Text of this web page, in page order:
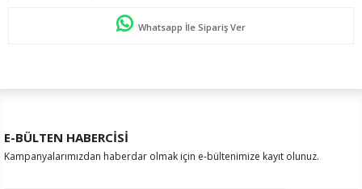
Whatsapp İle Sipariş Ver
E-BÜLTEN HABERCİSİ
Kampanyalarımızdan haberdar olmak için e-bültenimize kayıt olunuz.